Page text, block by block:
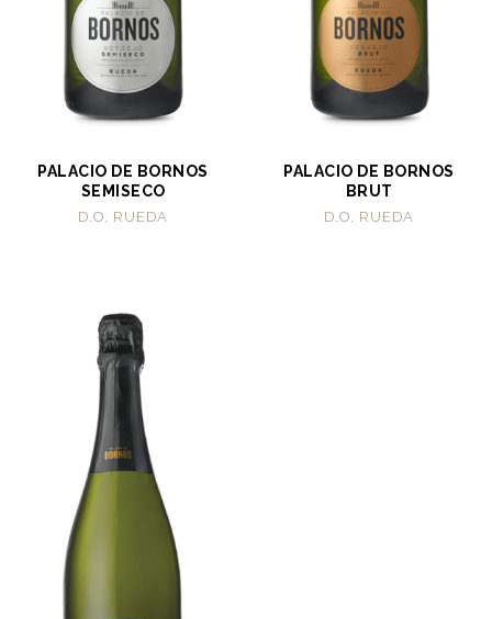
PALACIO DE BORNOS
SEMISECO
D.O. RUEDA
PALACIO DE BORNOS
BRUT
D.O. RUEDA